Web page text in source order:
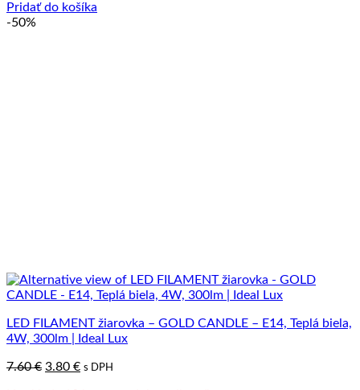
Pridať do košíka
-50%
LED FILAMENT žiarovka – GOLD CANDLE – E14, Teplá biela,
4W, 300lm | Ideal Lux
7.60€ Pôvodná
3.80 €Aktuálna
s DPH